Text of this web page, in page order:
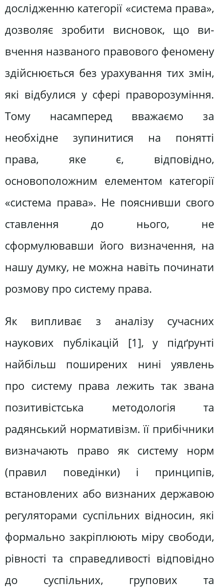
дослідженню категорії «система права»,
дозволяє зробити висновок, що ви-
вчення названого правового феномену
здійснюється без урахування тих змін,
які відбулися у сфері праворозуміння.
Тому насамперед вважаємо за
необхідне зупинитися на понятті
права, яке є, відповідно,
основоположним елементом категорії
«система права». Не пояснивши свого
ставлення до нього, не
сформулювавши його визначення, на
нашу думку, не можна навіть починати
розмову про систему права.
Як випливає з аналізу сучасних
наукових публікацій [1], у підґрунті
найбільш поширених нині уявлень
про систему права лежить так звана
позитивістська методологія та
радянський нормативізм. її прибічники
визначають право як систему норм
(правил поведінки) і принципів,
встановлених або визнаних державою
регуляторами суспільних відносин, які
формально закріплюють міру свободи,
рівності та справедливості відповідно
до суспільних, групових та